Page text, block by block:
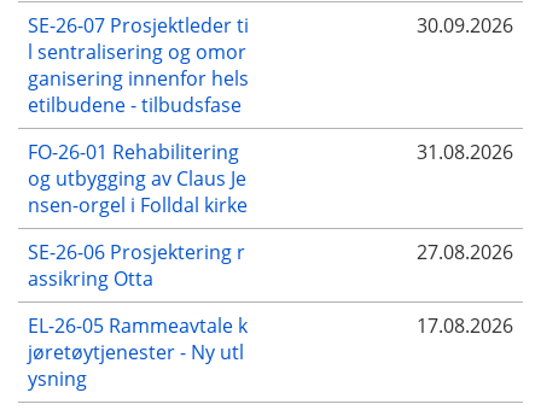
SE-26-07 Prosjektleder ti
l sentralisering og omor
ganisering innenfor hels
etilbudene - tilbudsfase
30.09.2026
FO-26-01 Rehabilitering
og utbygging av Claus Je
nsen-orgel i Folldal kirke
31.08.2026
SE-26-06 Prosjektering r
assikring Otta
27.08.2026
EL-26-05 Rammeavtale k
jøretøytjenester - Ny utl
ysning
17.08.2026